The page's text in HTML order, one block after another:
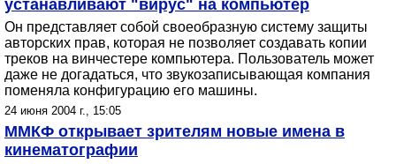
устанавливают "вирус" на компьютер
Он представляет собой своеобразную систему защиты
авторских прав, которая не позволяет создавать копии
треков на винчестере компьютера. Пользователь может
даже не догадаться, что звукозаписывающая компания
поменяла конфигурацию его машины.
24 июня 2004 г., 15:05
ММКФ открывает зрителям новые имена в
кинематографии